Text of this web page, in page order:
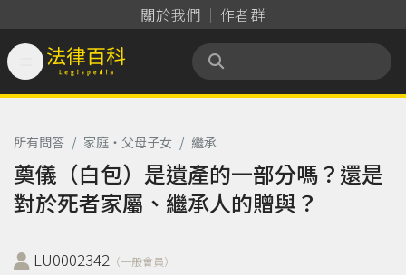
關於我們 作者群
法律百科 Legispedia
所有問答 / 家庭‧父母子女 / 繼承
奠儀（白包）是遺產的一部分嗎？還是
對於死者家屬、繼承人的贈與？
LU0002342 （一般會員）